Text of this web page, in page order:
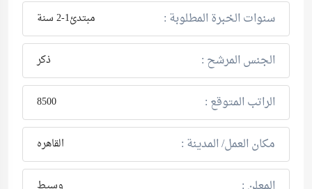
سنوات الخبرة المطلوبة : مبتدئ1-2 سنة
الجنس المرشح : ذكر
الراتب المتوقع : 8500
مكان العمل/ المدينة : القاهره